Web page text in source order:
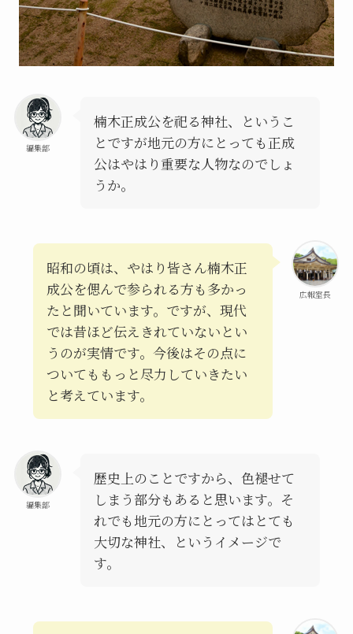
編集部
楠木正成公を祀る神社、というこ
とですが地元の方にとっても正成
公はやはり重要な人物なのでしょ
うか。
広報室長
昭和の頃は、やはり皆さん楠木正
成公を偲んで参られる方も多かっ
たと聞いています。ですが、現代
では昔ほど伝えきれていないとい
うのが実情です。今後はその点に
ついてももっと尽力していきたい
と考えています。
編集部
歴史上のことですから、色褪せて
しまう部分もあると思います。そ
れでも地元の方にとってはとても
大切な神社、というイメージで
す。